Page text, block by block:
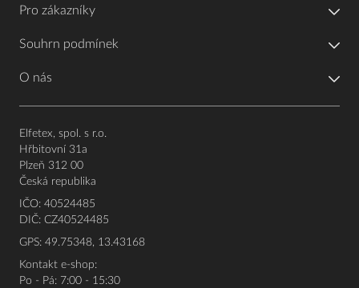
Pro zákazníky
Souhrn podmínek
O nás
Elfetex, spol. s r.o.
Hřbitovní 31a
Plzeň 312 00
Česká republika
IČO: 40524485
DIČ: CZ40524485
GPS: 49.75348, 13.43168
Kontakt e-shop:
Po - Pá: 7:00 - 15:30